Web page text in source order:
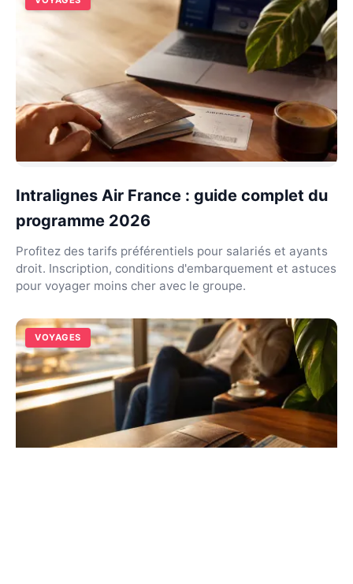
Intralignes Air France : guide complet du
programme 2026
Profitez des tarifs préférentiels pour salariés et ayants
droit. Inscription, conditions d'embarquement et astuces
pour voyager moins cher avec le groupe.
VOYAGES